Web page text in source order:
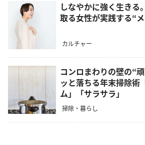
しなやかに強く生きる
取る女性が実践する“
カルチャー
コンロまわりの壁の“
ッと落ちる年末掃除術
ム」「サラサラ」
掃除・暮らし